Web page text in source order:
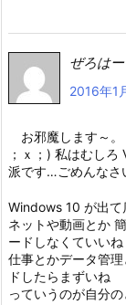
ぜろは
2016年1
お邪魔します～。
；ｘ；) 私はむし
派です…ごめんなさ
Windows 10 が出て
ネットや動画とか
ードしなくていいね
仕事とかデータ管
ドしたらまずいね
っていうのが自分の